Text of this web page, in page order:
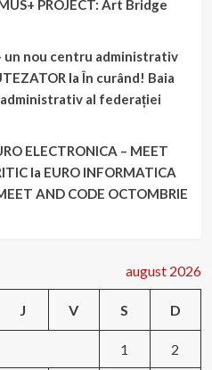
PROJECT: Art Bridge
un nou centru administrativ
laÎn curând! Baia
al federației
ELECTRONICA – MEET
la EURO INFORMATICA
AND CODE OCTOMBRIE
august 2026
J V S D
1 2